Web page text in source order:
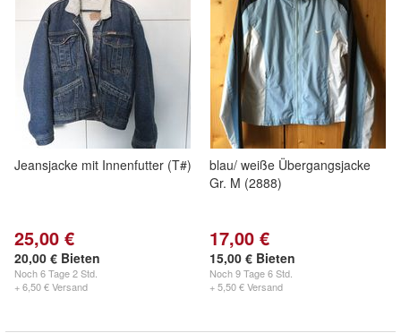
Jeansjacke mit Innenfutter (T#)
25,00 €
20,00 € Bieten
Noch6 Tage 2 Std.
+ 6,50 € Versand
blau/ weiße Übergangsjacke
Gr. M (2888)
17,00 €
15,00 € Bieten
Noch9 Tage 6 Std.
+ 5,50 € Versand